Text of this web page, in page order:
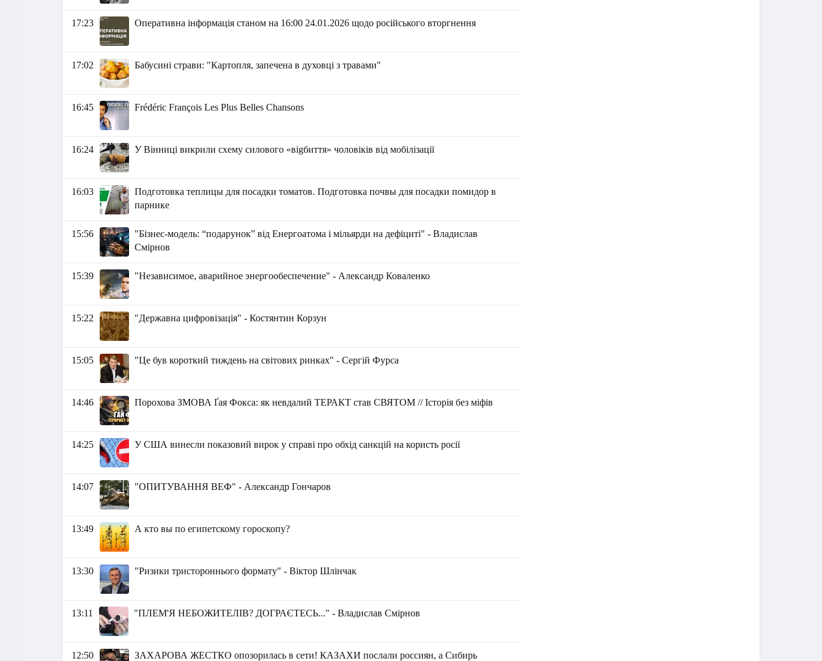
17:23 Оперативна інформація станом на 16:00 24.01.2026 щодо російського вторгнення
17:02 Бабусині страви: "Картопля, запечена в духовці з травами"
16:45 Frédéric François Les Plus Belles Chansons
16:24 У Вінниці викрили схему силового «віgбиття» чоловіків від мобілізації
16:03
Подготовка теплицы для посадки томатов. Подготовка почвы для посадки помидор в
парнике
15:56
"Бізнес-модель: “подарунок” від Енергоатома і мільярди на дефіциті" - Владислав
Смірнов
15:39 "Независимое, аварийное энергообеспечение" - Александр Коваленко
15:22 "Державна цифровізація" - Костянтин Корзун
15:05 "Це був короткий тиждень на світових ринках" - Сергій Фурса
14:46 Порохова ЗМОВА Ґая Фокса: як невдалий ТЕРАКТ став СВЯТОМ // Історія без міфів
14:25 У США винесли показовий вирок у справі про обхід санкцій на користь росії
14:07 "ОПИТУВАННЯ ВЕФ" - Александр Гончаров
13:49 А кто вы по египетскому гороскопу?
13:30 "Ризики тристороннього формату" - Віктор Шлінчак
13:11 "ПЛЕМ'Я НЕБОЖИТЕЛІВ? ДОГРАЄТЕСЬ..." - Владислав Смірнов
12:50
ЗАХАРОВА ЖЕСТКО опозорилась в сети! КАЗАХИ послали россиян, а Сибирь